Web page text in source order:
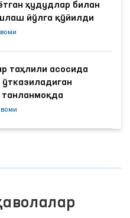
ҳудудлар билан
йўлга қўйилди
таҳлили асосида